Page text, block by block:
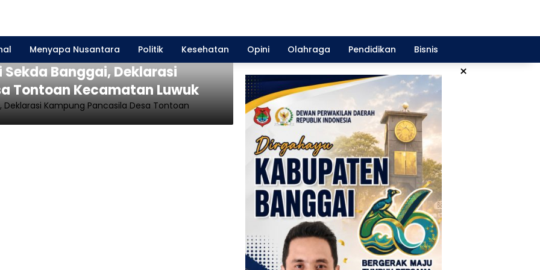
Menyapa Nusantara Politik Kesehatan Opini Olahraga Pendidikan Bisnis
×
Banggai, Deklarasi
Tontoan Kecamatan Luwuk